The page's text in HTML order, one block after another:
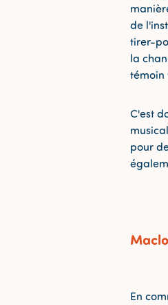
de
tirer-
la
témoin
C'est
pour
En